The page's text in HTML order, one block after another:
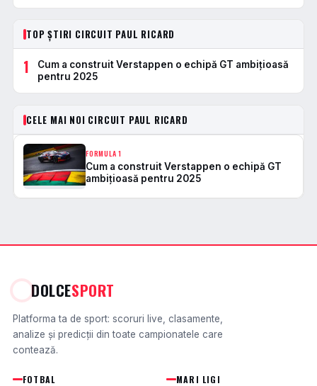
TOP ȘTIRI CIRCUIT PAUL RICARD
1
Cum a construit Verstappen o echipă GT ambițioasă
pentru 2025
CELE MAI NOI CIRCUIT PAUL RICARD
FORMULA 1
Cum a construit Verstappen o echipă GT
ambițioasă pentru 2025
DOLCESPORT
Platforma ta de sport: scoruri live, clasamente,
analize și predicții din toate campionatele care
contează.
FOTBAL MARI LIGI